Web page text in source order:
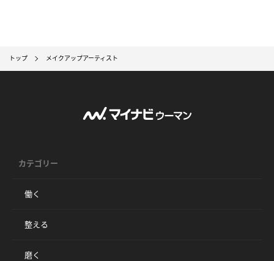
トップ メイクアップアーティスト
カテゴリー
働く
整える
磨く